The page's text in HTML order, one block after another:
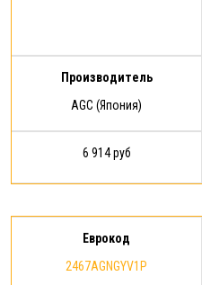
Производитель
AGC (Япония)
6 914 руб
Еврокод
2467AGNGYV1P